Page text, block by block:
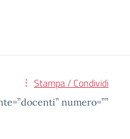
Stampa / Condividi
numero=””